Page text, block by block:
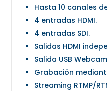
Hasta 10 canales
4 entradas HDMI.
4 entradas SDI.
Salidas HDMI
Salida USB
Grabación
Streaming RTMP/